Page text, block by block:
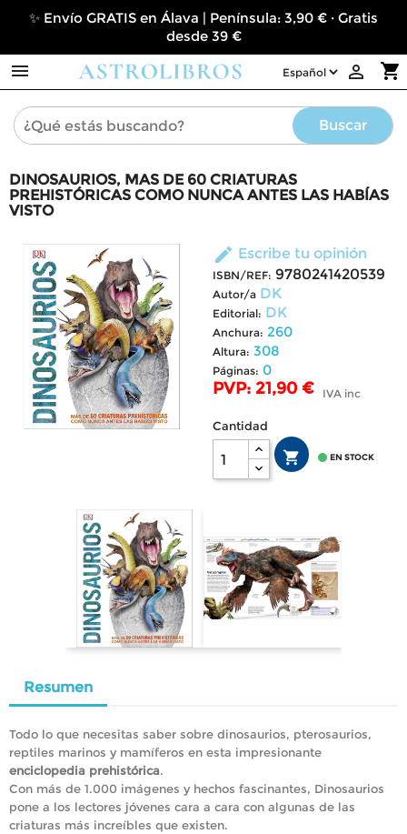
✨ Envío GRATIS en Álava | Península: 3,90 € · Gratis
desde 39 €
 shopping_cart

Buscar
DINOSAURIOS, MAS DE 60 CRIATURAS
PREHISTÓRICAS COMO NUNCA ANTES LAS HABÍAS
VISTO
edit Escribe tu opinión
ISBN/REF: 9780241420539
Autor/a DK
Editorial: DK
Anchura: 260
Altura: 308
Páginas: 0
PVP: 21,90 € IVA inc
Cantidad
  EN STOCK
Resumen
Todo lo que necesitas saber sobre dinosaurios, pterosaurios,
reptiles marinos y mamíferos en esta impresionante
enciclopedia prehistórica.
Con más de 1.000 imágenes y hechos fascinantes, Dinosaurios
pone a los lectores jóvenes cara a cara con algunas de las
criaturas más increíbles que existen.